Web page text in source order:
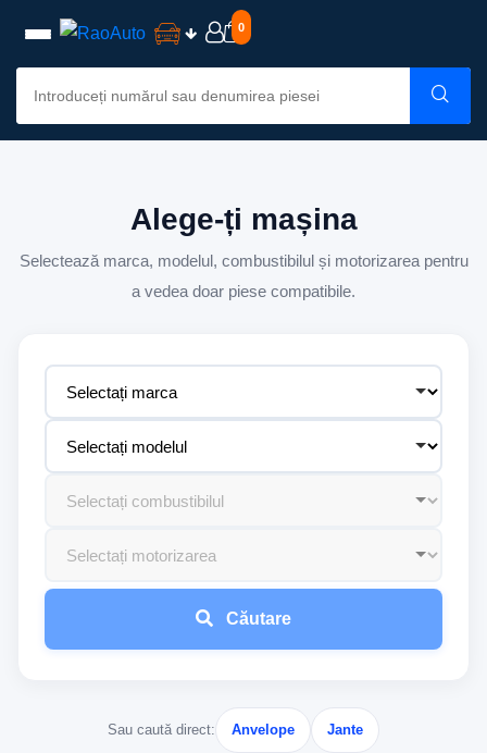
0
Alege-ți mașina
Selectează marca, modelul, combustibilul și motorizarea pentru
a vedea doar piese compatibile.
Căutare
Sau caută direct: Anvelope Jante